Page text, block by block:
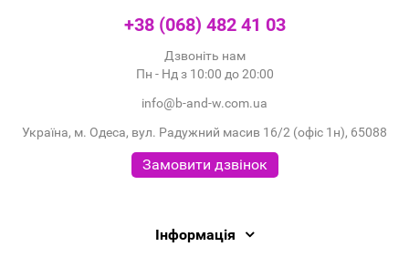
+38 (068) 482 41 03
Дзвоніть нам
Пн - Нд з 10:00 до 20:00
info@b-and-w.com.ua
Україна, м. Одеса, вул. Радужний масив 16/2 (офіс 1н), 65088
Замовити дзвінок
Інформація